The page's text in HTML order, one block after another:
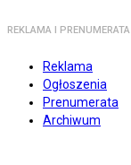
REKLAMA I PRENUMERATA
Reklama
Ogłoszenia
Prenumerata
Archiwum